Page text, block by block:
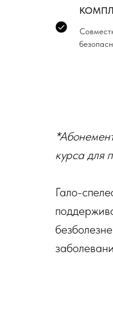
курса для
Гало-